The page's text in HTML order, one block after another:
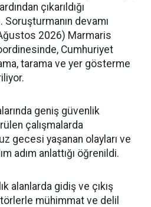
çıkarıldığı
devamı
2026) Marmaris
Cumhuriyet
tarama ve yer gösterme
geniş güvenlik
çalışmalarda
gecesi yaşanan olayları ve
adım anlattığı öğrenildi.
alanlarda gidiş ve çıkış
mühimmat ve delil